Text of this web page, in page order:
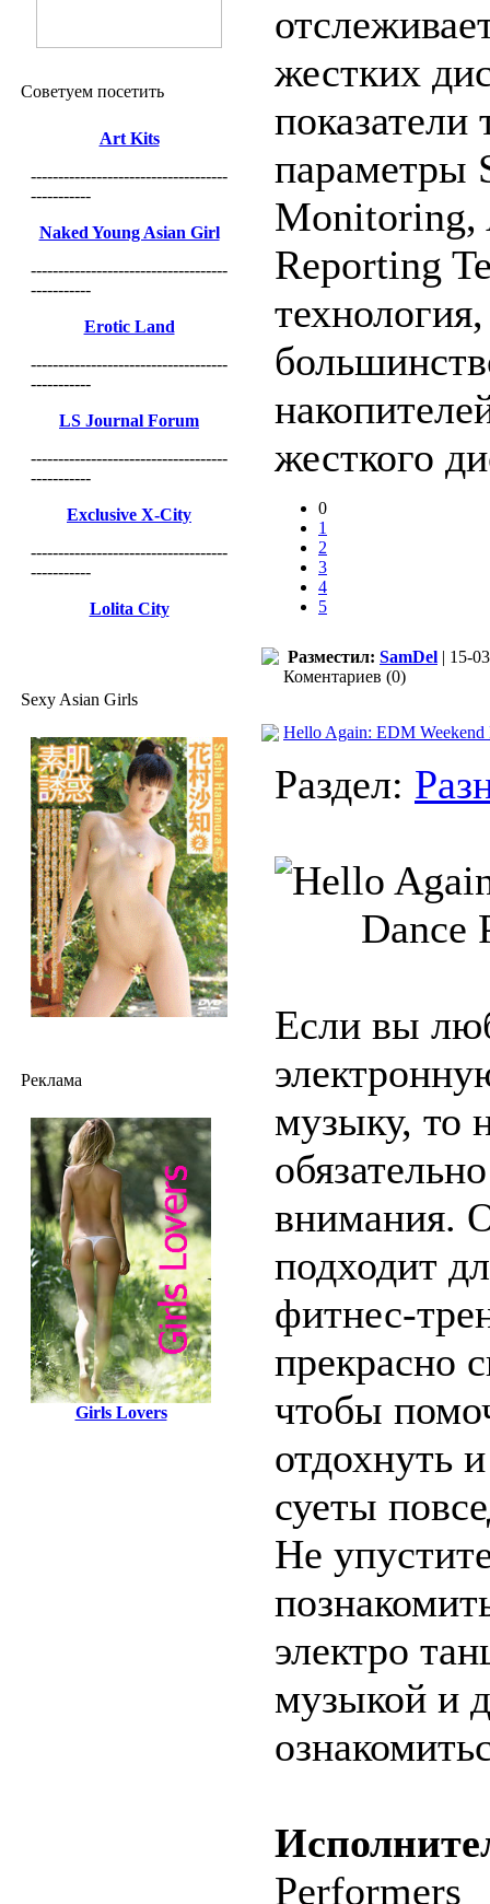
Советуем посетить
Art Kits
------------------------------------
-----------
Naked Young Asian Girl
------------------------------------
-----------
Erotic Land
------------------------------------
-----------
LS Journal Forum
------------------------------------
-----------
Exclusive X-City
------------------------------------
-----------
Lolita City
Sexy Asian Girls
Реклама
Girls Lovers
жестких
показатели
параметры
Monitoring,
Reporting
жесткого
0
1
2
3
4
5
Разместил: SamDel | 15-
Коментариев (0)
Hello Again: EDM Weekend
Раздел:
Если вы
музыку, то
внимания.
подходит
фитнес-
прекрасно
чтобы
отдохнуть
суеты
Не
электро
музыкой и
Performers